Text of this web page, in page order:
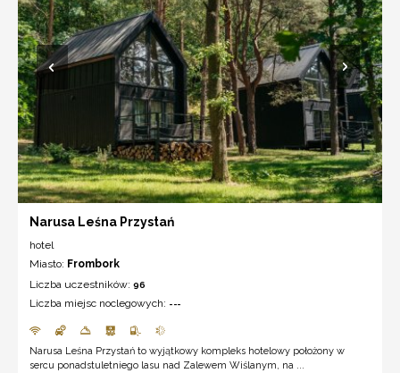
Narusa Leśna Przystań
hotel
Miasto: Frombork
Liczba uczestników: 96
Liczba miejsc noclegowych: ---
Narusa Leśna Przystań to wyjątkowy kompleks hotelowy położony w
sercu ponadstuletniego lasu nad Zalewem Wiślanym, na ...